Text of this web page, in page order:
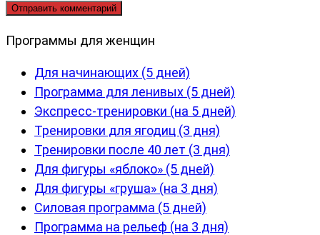
Программы для женщин
Для начинающих (5 дней)
Программа для ленивых (5 дней)
Экспресс-тренировки (на 5 дней)
Тренировки для ягодиц (3 дня)
Тренировки после 40 лет (3 дня)
Для фигуры «яблоко» (5 дней)
Для фигуры «груша» (на 3 дня)
Силовая программа (5 дней)
Программа на рельеф (на 3 дня)